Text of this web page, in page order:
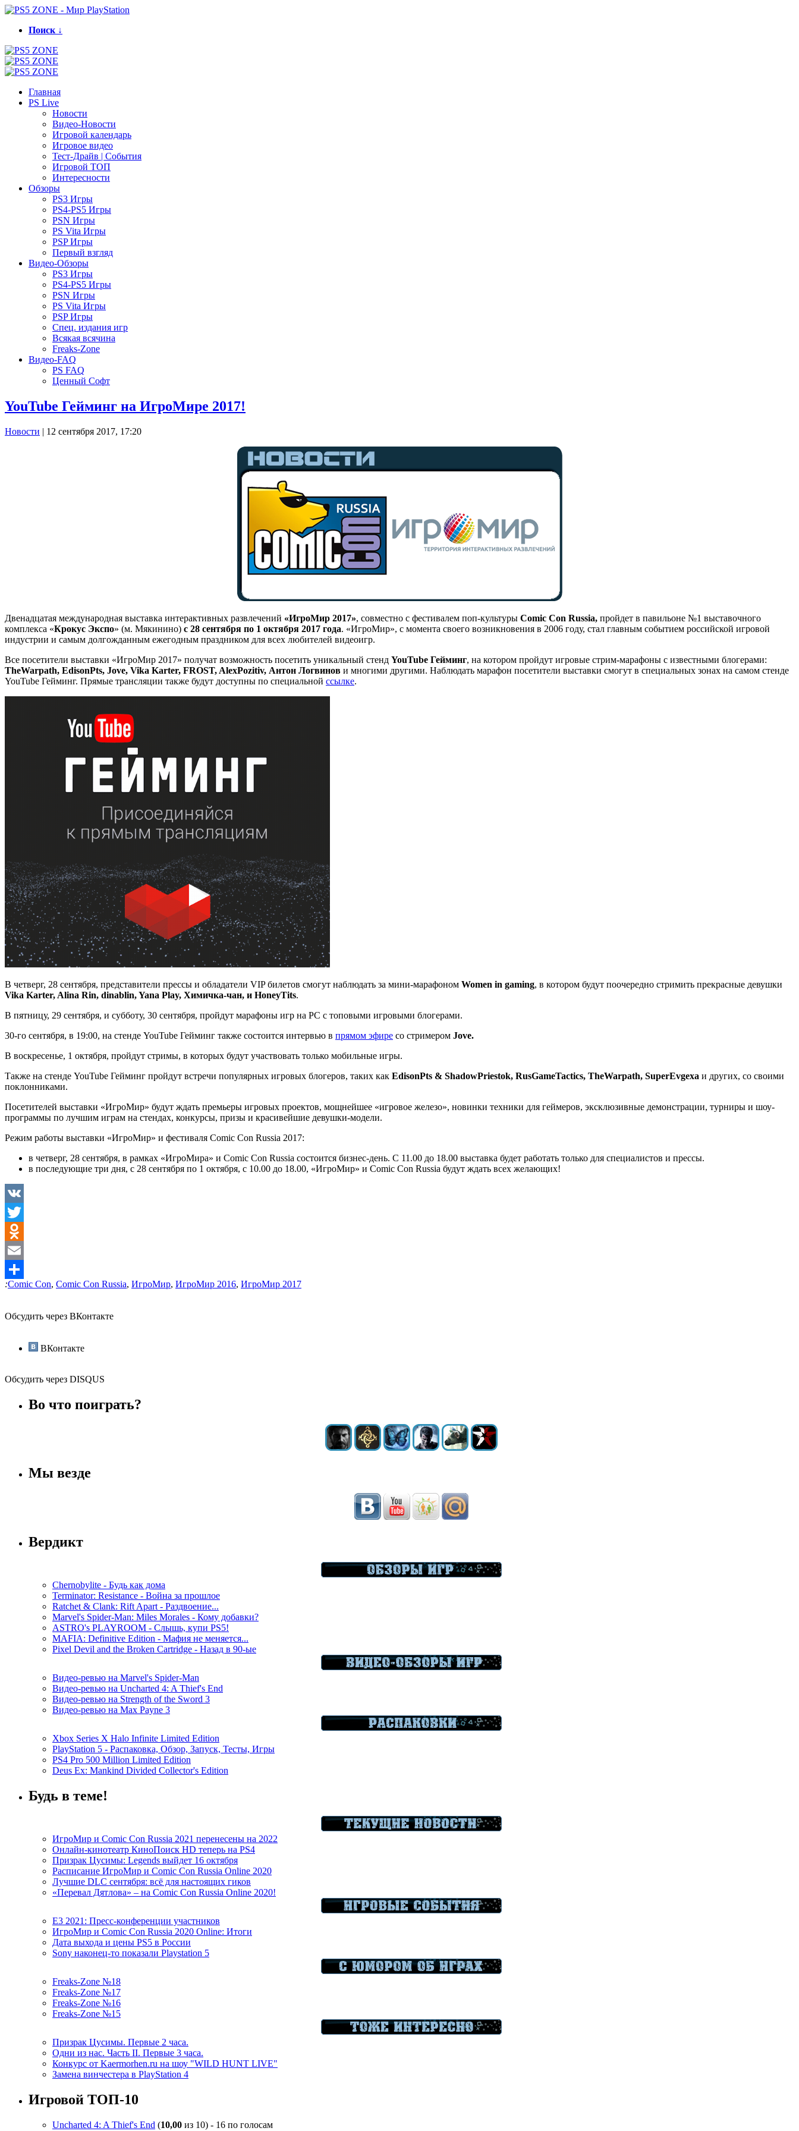
Поиск ↓
Главная
PS Live
Новости
Видео-Новости
Игровой календарь
Игровое видео
Тест-Драйв | События
Игровой ТОП
Интересности
Обзоры
PS3 Игры
PS4-PS5 Игры
PSN Игры
PS Vita Игры
PSP Игры
Первый взгляд
Видео-Обзоры
PS3 Игры
PS4-PS5 Игры
PSN Игры
PS Vita Игры
PSP Игры
Спец. издания игр
Всякая всячина
Freaks-Zone
Видео-FAQ
PS FAQ
Ценный Софт
YouTube Гейминг на ИгроМире 2017!
Новости | 12 сентября 2017, 17:20
Двенадцатая международная выставка интерактивных развлечений «ИгроМир 2017», совместно с фестивалем поп-культуры Comic Con Russia, пройдет в павильоне №1 выставочного
комплекса «Крокус Экспо» (м. Мякинино) с 28 сентября по 1 октября 2017 года. «ИгроМир», с момента своего возникновения в 2006 году, стал главным событием российской игровой
индустрии и самым долгожданным ежегодным праздником для всех любителей видеоигр.
Все посетители выставки «ИгроМир 2017» получат возможность посетить уникальный стенд YouTube Гейминг, на котором пройдут игровые стрим-марафоны с известными блогерами:
TheWarpath, EdisonPts, Jove, Vika Karter, FROST, AlexPozitiv, Антон Логвинов и многими другими. Наблюдать марафон посетители выставки смогут в специальных зонах на самом стенде
YouTube Гейминг. Прямые трансляции также будут доступны по специальной ссылке.
В четверг, 28 сентября, представители прессы и обладатели VIP билетов смогут наблюдать за мини-марафоном Women in gaming, в котором будут поочередно стримить прекрасные девушки
Vika Karter, Alina Rin, dinablin, Yana Play, Химичка-чан, и HoneyTits.
В пятницу, 29 сентября, и субботу, 30 сентября, пройдут марафоны игр на PC с топовыми игровыми блогерами.
30-го сентября, в 19:00, на стенде YouTube Гейминг также состоится интервью в прямом эфире со стримером Jove.
В воскресенье, 1 октября, пройдут стримы, в которых будут участвовать только мобильные игры.
Также на стенде YouTube Гейминг пройдут встречи популярных игровых блогеров, таких как EdisonPts & ShadowPriestok, RusGameTactics, TheWarpath, SuperEvgexa и других, со своими
поклонниками.
Посетителей выставки «ИгроМир» будут ждать премьеры игровых проектов, мощнейшее «игровое железо», новинки техники для геймеров, эксклюзивные демонстрации, турниры и шоу-
программы по лучшим играм на стендах, конкурсы, призы и красивейшие девушки-модели.
Режим работы выставки «ИгроМир» и фестиваля Comic Con Russia 2017:
в четверг, 28 сентября, в рамках «ИгроМира» и Comic Con Russia состоится бизнес-день. С 11.00 до 18.00 выставка будет работать только для специалистов и прессы.
в последующие три дня, с 28 сентября по 1 октября, с 10.00 до 18.00, «ИгроМир» и Comic Con Russia будут ждать всех желающих!
VK
Twitter
Odnoklassniki
Email
Отправить
:Comic Con, Comic Con Russia, ИгроМир, ИгроМир 2016, ИгроМир 2017
Обсудить через ВКонтакте
ВКонтакте
Обсудить через DISQUS
Во что поиграть?
Мы везде
Вердикт
Chernobylite - Будь как дома
Terminator: Resistance - Война за прошлое
Ratchet & Clank: Rift Apart - Раздвоение...
Marvel's Spider-Man: Miles Morales - Кому добавки?
ASTRO's PLAYROOM - Слышь, купи PS5!
MAFIA: Definitive Edition - Мафия не меняется...
Pixel Devil and the Broken Cartridge - Назад в 90-ые
Видео-ревью на Marvel's Spider-Man
Видео-ревью на Uncharted 4: A Thief's End
Видео-ревью на Strength of the Sword 3
Видео-ревью на Max Payne 3
Xbox Series X Halo Infinite Limited Edition
PlayStation 5 - Распаковка, Обзор, Запуск, Тесты, Игры
PS4 Pro 500 Million Limited Edition
Deus Ex: Mankind Divided Collector's Edition
Будь в теме!
ИгроМир и Comic Con Russia 2021 перенесены на 2022
Онлайн-кинотеатр КиноПоиск HD теперь на PS4
Призрак Цусимы: Legends выйдет 16 октября
Расписание ИгроМир и Comic Con Russia Online 2020
Лучшие DLC сентября: всё для настоящих гиков
«Перевал Дятлова» – на Comic Con Russia Online 2020!
E3 2021: Пресс-конференции участников
ИгроМир и Comic Con Russia 2020 Online: Итоги
Дата выхода и цены PS5 в России
Sony наконец-то показали Playstation 5
Freaks-Zone №18
Freaks-Zone №17
Freaks-Zone №16
Freaks-Zone №15
Призрак Цусимы. Первые 2 часа.
Одни из нас. Часть II. Первые 3 часа.
Конкурс от Kaermorhen.ru на шоу "WILD HUNT LIVE"
Замена винчестера в PlayStation 4
Игровой ТОП-10
Uncharted 4: A Thief's End (10,00 из 10) - 16 по голосам